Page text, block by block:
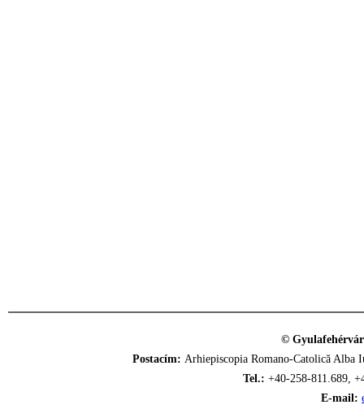
©
Postacím: Arhiepiscopia Romano-Catolică
Tel.: +40-258-811.689,
E-mail: